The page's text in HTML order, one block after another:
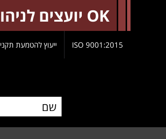
OK יועצים לניהול
9001:2015 ISO ייעוץ להטמעת תקני ISO